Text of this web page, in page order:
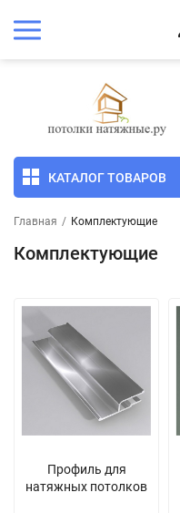
КАТАЛОГ ТОВАРОВ
Главная / Комплектующие
Комплектующие
Профиль для
натяжных потолков